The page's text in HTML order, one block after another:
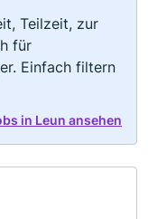
Teilzeit, zur
für
Einfach filtern
in Leun ansehen